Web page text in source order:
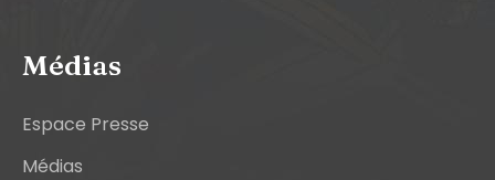
Médias
Espace Presse
Médias